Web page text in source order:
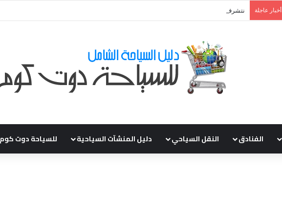
أخبار عاجلة نتشرف بتلقي طلباتكم و استفسارتكم ... لو عندك سؤال او استفسار ماتدرددش فى طلب
الفنادق النقل السياحي دليل المنشآت السياحية للسياحة دوت كوم